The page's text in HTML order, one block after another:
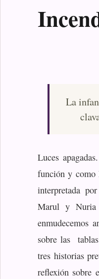
La
Luces
función y como
interpretada
Marul y Nuria
enmudecemos
sobre las
tres historias
reflexión sobre